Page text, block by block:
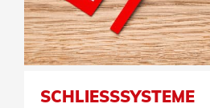
SCHLIESSSYSTEME